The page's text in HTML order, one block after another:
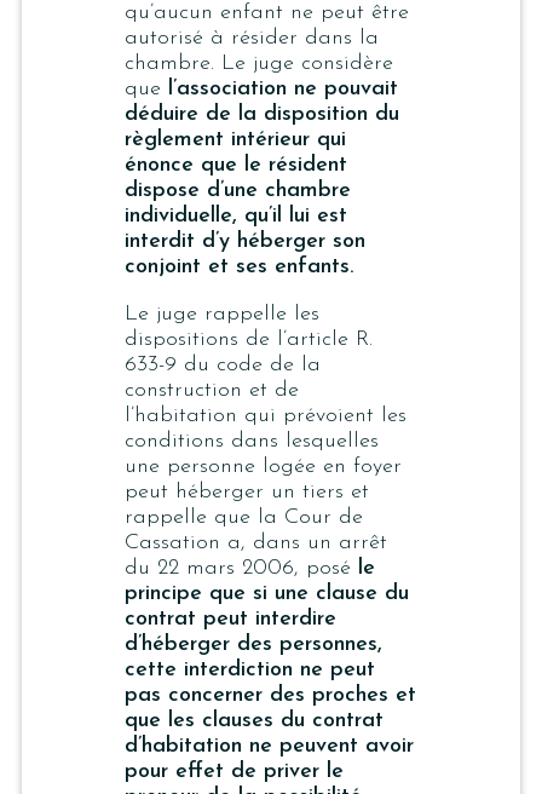
qu’aucun enfant ne peut être
autorisé à résider dans la
chambre. Le juge considère
que l’association ne pouvait
déduire de la disposition du
règlement intérieur qui
énonce que le résident
dispose d’une chambre
individuelle, qu’il lui est
interdit d’y héberger son
conjoint et ses enfants.
Le juge rappelle les
dispositions de l’article R.
633-9 du code de la
construction et de
l’habitation qui prévoient les
conditions dans lesquelles
une personne logée en foyer
peut héberger un tiers et
rappelle que la Cour de
Cassation a, dans un arrêt
du 22 mars 2006, posé le
principe que si une clause du
contrat peut interdire
d’héberger des personnes,
cette interdiction ne peut
pas concerner des proches et
que les clauses du contrat
d’habitation ne peuvent avoir
pour effet de priver le